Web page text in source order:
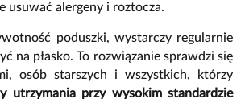
usuwać alergeny i roztocza.
poduszki, wystarczy regularnie
na płasko. To rozwiązanie sprawdzi się
osób starszych i wszystkich, którzy
utrzymania przy wysokim standardzie